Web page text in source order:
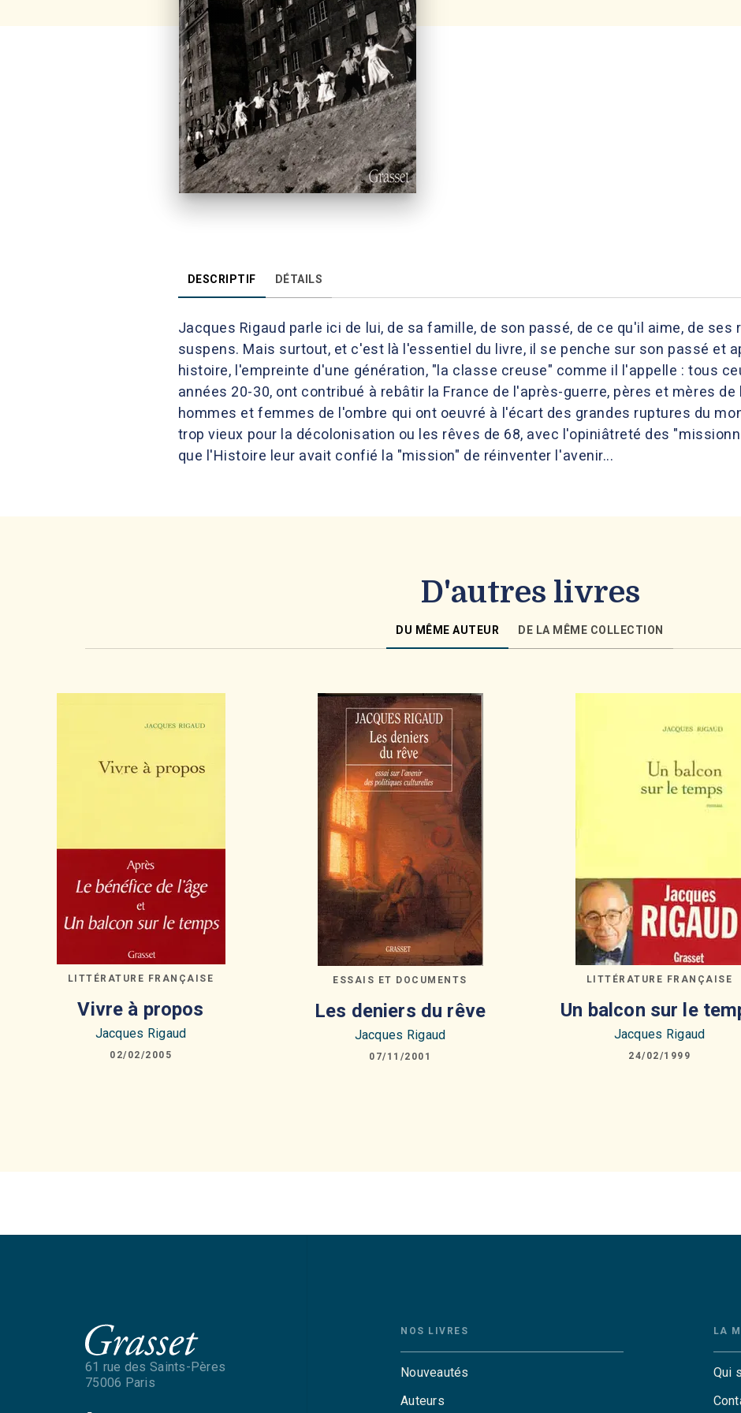
DESCRIPTIF DÉTAILS
Jacques Rigaud parle ici de lui, de sa famille, de son passé, de ce qu'il aime, de
suspens. Mais surtout, et c'est là l'essentiel du livre, il se penche sur son passé et
histoire, l'empreinte d'une génération, "la classe creuse" comme il l'appelle : tous
années 20-30, ont contribué à rebâtir la France de l'après-guerre, pères et mères de
hommes et femmes de l'ombre qui ont oeuvré à l'écart des grandes ruptures du
trop vieux pour la décolonisation ou les rêves de 68, avec l'opiniâtreté des
que l'Histoire leur avait confié la "mission" de réinventer l'avenir...
D'autres livres
DU MÊME AUTEUR DE LA MÊME COLLECTION
LITTÉRATURE FRANÇAISE
Vivre à propos
Jacques Rigaud
02/02/2005
ESSAIS ET DOCUMENTS
Les deniers du rêve
Jacques Rigaud
07/11/2001
LITTÉRATURE FRANÇAISE
Un balcon sur le
Jacques Rigaud
24/02/1999
61 rue des Saints-Pères
75006 Paris
NOS LIVRES
Nouveautés
Auteurs
LA
Qui